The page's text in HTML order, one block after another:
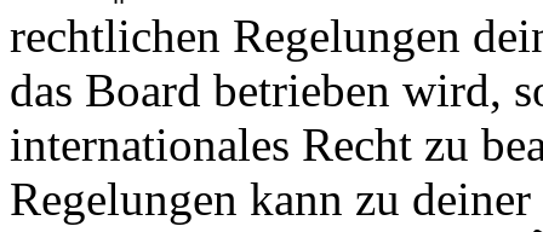
rechtlichen Regelungen
das Board betrieben wird,
internationales Recht zu
Regelungen kann zu